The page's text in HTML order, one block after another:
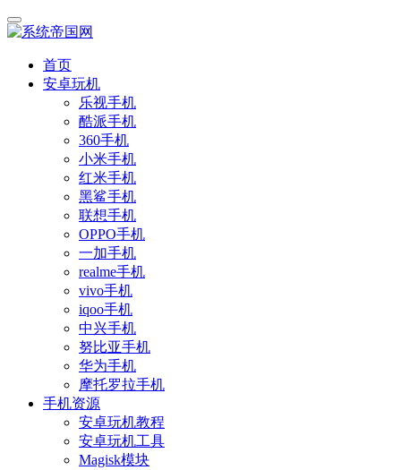
首页
安卓玩机
乐视手机
酷派手机
360手机
小米手机
红米手机
黑鲨手机
联想手机
OPPO手机
一加手机
realme手机
vivo手机
iqoo手机
中兴手机
努比亚手机
华为手机
摩托罗拉手机
手机资源
安卓玩机教程
安卓玩机工具
Magisk模块